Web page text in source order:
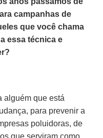
campanhas de
que você chama
essa técnica e
alguém que está
para prevenir a
poluidoras, de
que serviram como